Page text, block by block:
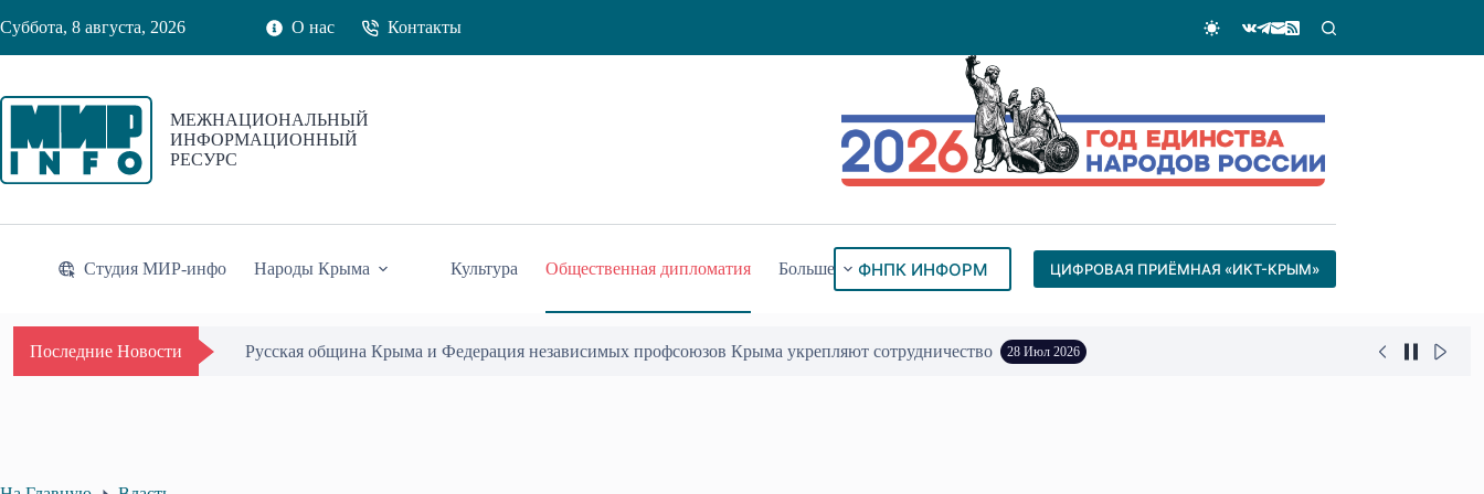
к
Суббота, 8 августа, 2026 О нас Контакты
МЕЖНАЦИОНАЛЬНЫЙ
ИНФОРМАЦИОННЫЙ
РЕСУРС
Студия МИР-инфо Народы Крыма Культура Общественная дипломатия Больше ФНПК ИНФОРМ ЦИФРОВАЯ ПРИЁМНАЯ «ИКТ-КРЫМ»
Последние Новости Русская община Крыма и Федерация независимых профсоюзов Крыма укрепляют сотрудничество 28 Июл 2026